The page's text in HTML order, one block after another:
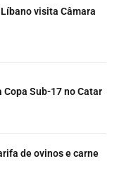
visita Câmara
Sub-17 no Catar
de ovinos e carne